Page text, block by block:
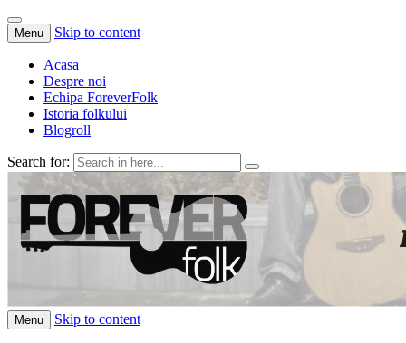
Menu Skip to content
Acasa
Despre noi
Echipa ForeverFolk
Istoria folkului
Blogroll
Search for:
ForeverFolk
Muzica sufletului tau
Menu Skip to content